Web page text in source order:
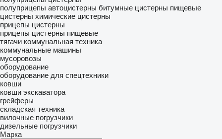
полуприцепы автоцистерны битумные цистерны пищевые
цистерны химические цистерны
прицепы цистерны
прицепы цистерны пищевые
тягачи коммунальная техника
коммунальные машины
мусоровозы
оборудование
оборудование для спецтехники
ковши
ковши экскаватора
грейферы
складская техника
вилочные погрузчики
дизельные погрузчики
Марка